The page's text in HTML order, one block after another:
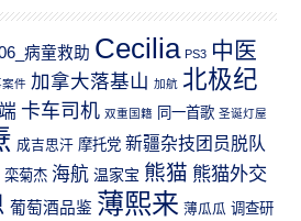
病童救助 Cecilia PS3 中医
案件 加拿大落基山 加航 北极纪
卡车司机 双重国籍 同一首歌 圣诞灯屋
成吉思汗 摩托党 新疆杂技团员脱队
栾菊杰 海航 温家宝 熊猫 熊猫外交
葡萄酒品鉴 薄熙来 薄瓜瓜 调查研